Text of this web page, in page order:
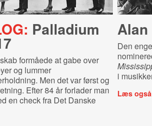
Palladium
formåede at gabe over
og lummer
Men det var først og
Efter 84 år forlader man
en check fra Det Danske
Den
i
Læs